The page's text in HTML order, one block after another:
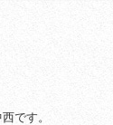
です。